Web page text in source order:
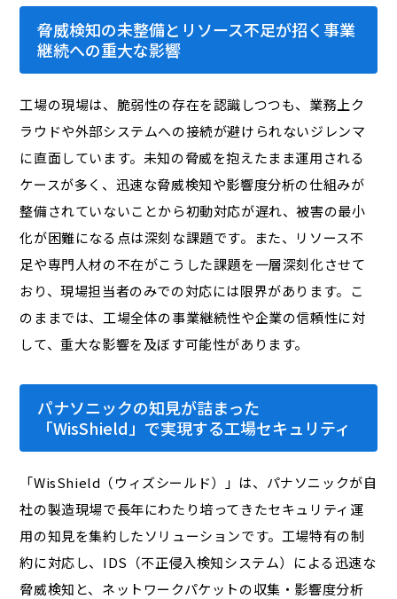
脅威検知の未整備とリソース不足が招く事業
継続への重大な影響
工場の現場は、脆弱性の存在を認識しつつも、業務上ク
ラウドや外部システムへの接続が避けられないジレンマ
に直面しています。未知の脅威を抱えたまま運用される
ケースが多く、迅速な脅威検知や影響度分析の仕組みが
整備されていないことから初動対応が遅れ、被害の最小
化が困難になる点は深刻な課題です。また、リソース不
足や専門人材の不在がこうした課題を一層深刻化させて
おり、現場担当者のみでの対応には限界があります。こ
のままでは、工場全体の事業継続性や企業の信頼性に対
して、重大な影響を及ぼす可能性があります。
パナソニックの知見が詰まった
「WisShield」で実現する工場セキュリティ
「WisShield（ウィズシールド）」は、パナソニックが自
社の製造現場で長年にわたり培ってきたセキュリティ運
用の知見を集約したソリューションです。工場特有の制
約に対応し、IDS（不正侵入検知システム）による迅速な
脅威検知と、ネットワークパケットの収集・影響度分析